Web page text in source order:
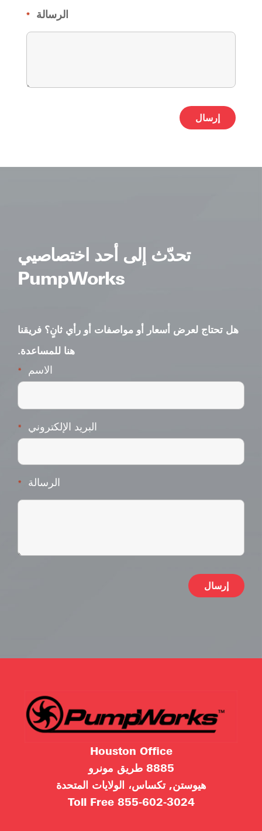
الرسالة *
تحدّث إلى أحد اختصاصيي
PumpWorks
هل تحتاج لعرض أسعار أو مواصفات أو رأي ثانٍ؟ فريقنا
هنا للمساعدة.
الاسم *
البريد الإلكتروني *
الرسالة *
Houston Office
8885 طريق مونرو
هيوستن, تكساس، الولايات المتحدة
855-602-3024
Toll Free